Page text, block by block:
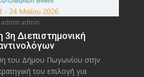
admin admin
3η Διεπιστημονική
του Δήμου Πωγωνίου στην
του επιλογή για